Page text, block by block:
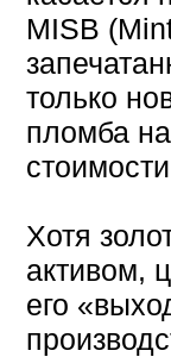
MISB
только
пломба
Хотя
активом,
его